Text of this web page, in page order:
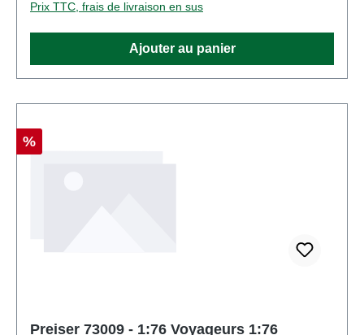
PreiserNuméro d'article: 73008nombre de pièces:
Ensemble de plusieurs piècesEAN:
4041032730080type de produit: Chiffreséchelle:
Prix TTC, frais de livraison en sus
Ajouter au panier
Réduction
%
Preiser 73009 - 1:76 Voyageurs 1:76